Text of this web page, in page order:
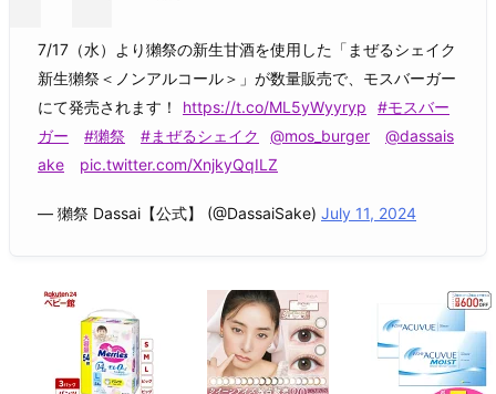
7/17（水）より獺祭の新生甘酒を使用した「まぜるシェイク
新生獺祭＜ノンアルコール＞」が数量販売で、モスバーガー
にて発売されます！
https://t.co/ML5yWyyryp
#モスバー
ガー
#獺祭 #まぜるシェイク @mos_burger
@dassais
ake
pic.twitter.com/XnjkyQqILZ
— 獺祭 Dassai【公式】 (@DassaiSake) July 11, 2024